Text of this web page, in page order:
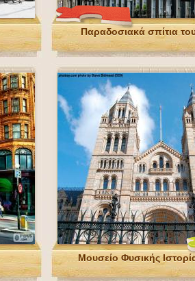
Παραδοσιακά σπίτια
Μουσείο Φυσικής